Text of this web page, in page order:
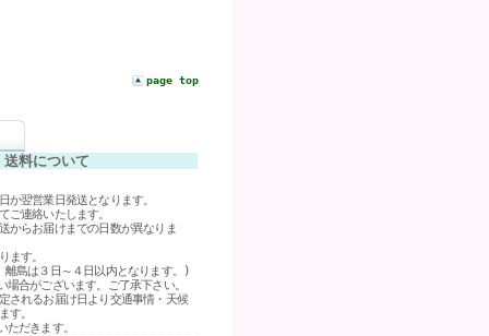
page top
送料について
か翌営業日発送となります。
ご連絡いたします。
からお届けまでの日数が異なりま
ます。
島は３日～４日以内となります。)
合がございます。ご了承下さい。
されるお届け日より交通事情・天候
す。
だきます。